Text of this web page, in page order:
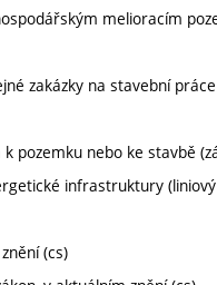
melioracím
zakázky na stavební
pozemku nebo ke stavbě
infrastruktury
(cs)